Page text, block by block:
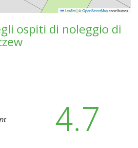
Leaflet|©OpenStreetMapcontributors
ospiti di noleggio di
4.7